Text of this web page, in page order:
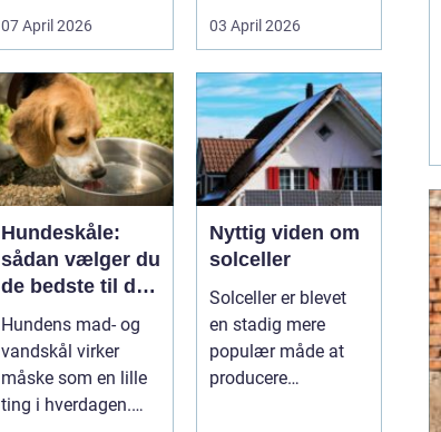
at de bør skifte...
07 April 2026
mange er klar over.
Litauen er et n...
03 April 2026
Hundeskåle:
sådan vælger du
de bedste til din
hund
Hundens mad- og
vandskål virker
måske som en lille
ting i hverdagen.
Nyttig viden om
solceller
Solceller er blevet
en stadig mere
populær måde at
producere